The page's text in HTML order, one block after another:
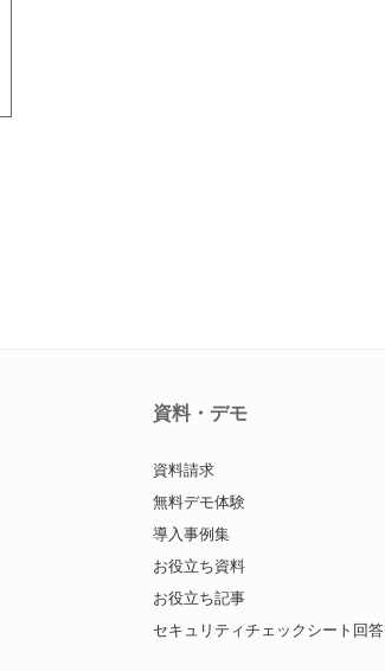
資料・デモ
資料請求
無料デモ体験
導入事例集
お役立ち資料
お役立ち記事
セキュリティチェックシート回答